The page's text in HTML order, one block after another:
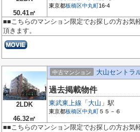
50.41㎡
東京都板橋区中丸町16-4
■■こちらのマンション限定でお探しの方お気
頂きます。
2LDK
46.32㎡
中古マンション 大山セントラ
過去掲載物件
東武東上線 「 大山 」駅
東京都板橋区中丸町 ５５－６
■■こちらのマンション限定でお探しの方お気